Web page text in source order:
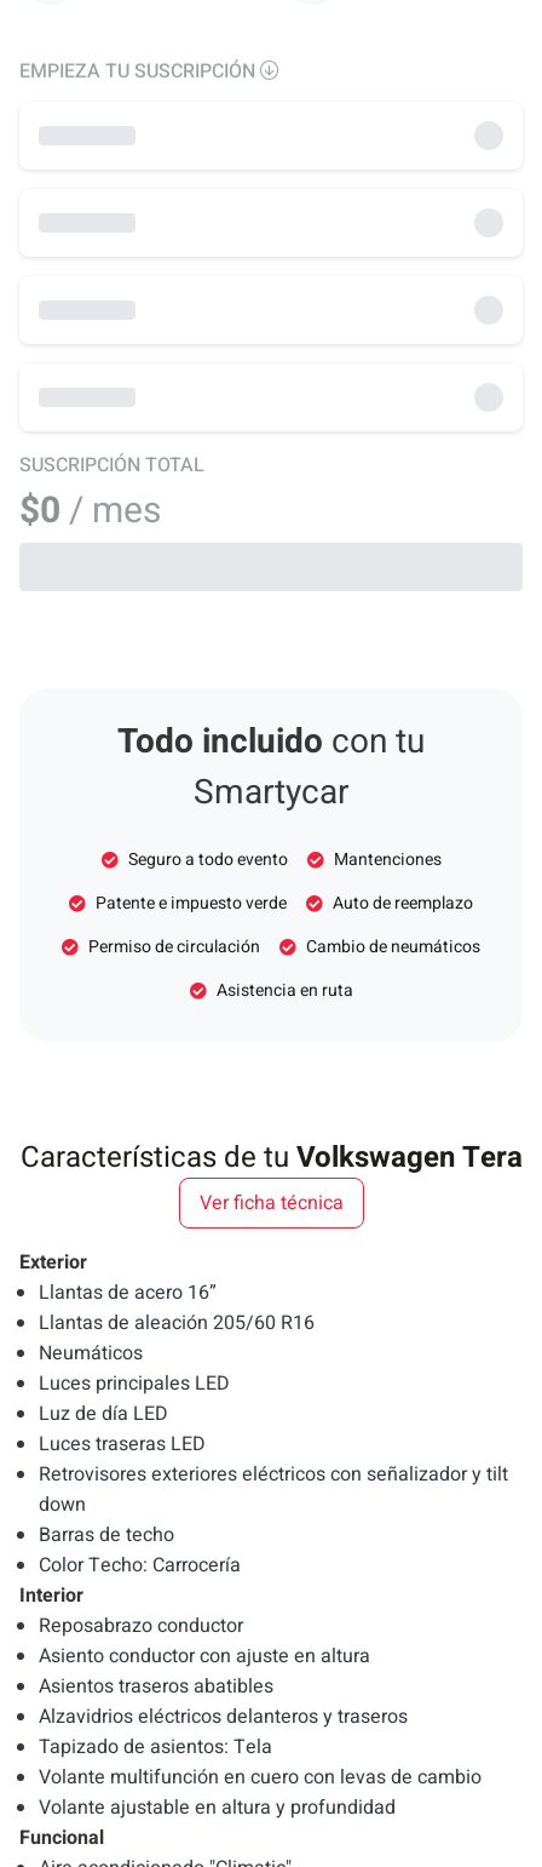
EMPIEZA TU SUSCRIPCIÓN
SUSCRIPCIÓN TOTAL
$0/ mes
Todo incluido con tu
Smartycar
Seguro a todo evento
Mantenciones
Patente e impuesto verde
Auto de reemplazo
Permiso de circulación
Cambio de neumáticos
Asistencia en ruta
Características de tu Volkswagen Tera
Ver ficha técnica
Exterior
Llantas de acero 16”
Llantas de aleación 205/60 R16
Neumáticos
Luces principales LED
Luz de día LED
Luces traseras LED
Retrovisores exteriores eléctricos con señalizador y tilt
down
Barras de techo
Color Techo: Carrocería
Interior
Reposabrazo conductor
Asiento conductor con ajuste en altura
Asientos traseros abatibles
Alzavidrios eléctricos delanteros y traseros
Tapizado de asientos: Tela
Volante multifunción en cuero con levas de cambio
Volante ajustable en altura y profundidad
Funcional